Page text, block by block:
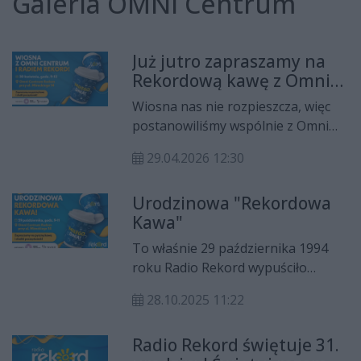
Już jutro zapraszamy na
Rekordową kawę z Omni
Centrum Radom
Wiosna nas nie rozpieszcza, więc
postanowiliśmy wspólnie z Omni
29.04.2026 12:30
Urodzinowa "Rekordowa
Kawa"
To właśnie 29 października 1994
roku Radio Rekord wypuściło
Zapraszamy na kolejne wyjątkowe
28.10.2025 11:22
Radio Rekord świętuje 31.